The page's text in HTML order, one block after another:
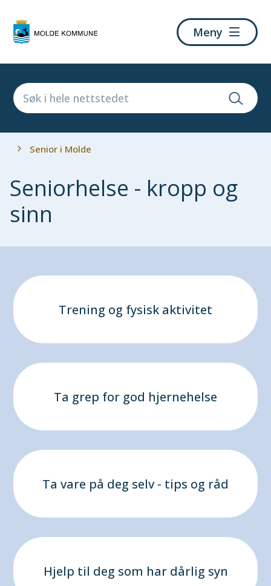
kommune
Meny
Du
Senior i Molde
Seniorhelse - kropp og
sinn
Trening og fysisk aktivitet
Ta grep for god hjernehelse
Ta vare på deg selv - tips og råd
Hjelp til deg som har dårlig syn